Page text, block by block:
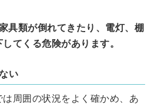
具類が倒れてきたり、電灯、棚
てくる危険があります。
い
周囲の状況をよく確かめ、あ